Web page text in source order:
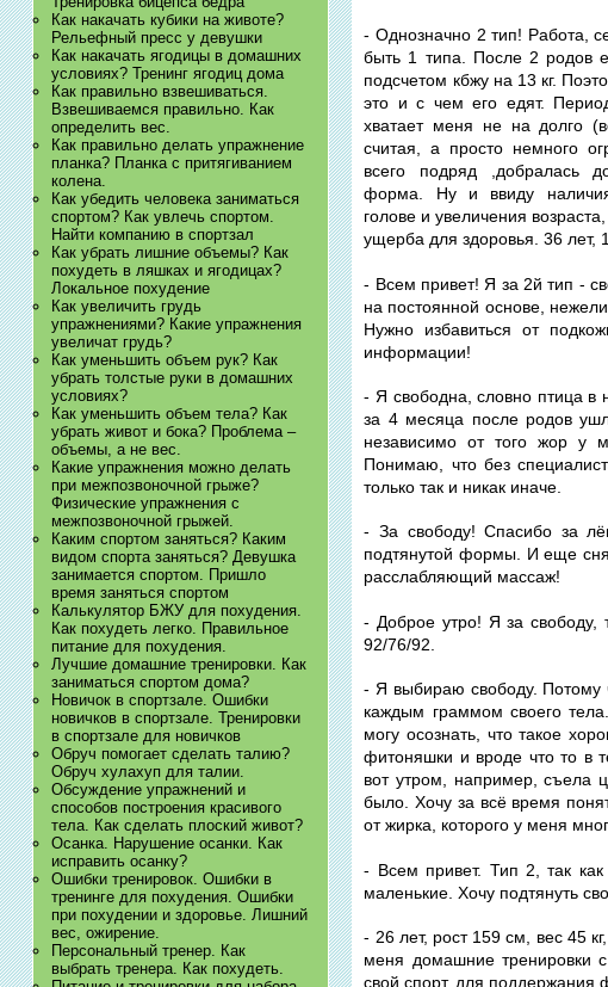
Как накачать кубики на животе?
Рельефный пресс у девушки
Как накачать ягодицы в домашних
условиях? Тренинг ягодиц дома
Как правильно взвешиваться.
Взвешиваемся правильно. Как
определить вес.
Как правильно делать упражнение
планка? Планка с притягиванием
колена.
Как убедить человека заниматься
спортом? Как увлечь спортом.
Найти компанию в спортзал
Как убрать лишние объемы? Как
похудеть в ляшках и ягодицах?
Локальное похудение
Как увеличить грудь
упражнениями? Какие упражнения
увеличат грудь?
Как уменьшить объем рук? Как
убрать толстые руки в домашних
условиях?
Как уменьшить объем тела? Как
убрать живот и бока? Проблема –
объемы, а не вес.
Какие упражнения можно делать
при межпозвоночной грыже?
Физические упражнения с
межпозвоночной грыжей.
Каким спортом заняться? Каким
видом спорта заняться? Девушка
занимается спортом. Пришло
время заняться спортом
Калькулятор БЖУ для похудения.
Как похудеть легко. Правильное
питание для похудения.
Лучшие домашние тренировки. Как
заниматься спортом дома?
Новичок в спортзале. Ошибки
новичков в спортзале. Тренировки
в спортзале для новичков
Обруч помогает сделать талию?
Обруч хулахуп для талии.
Обсуждение упражнений и
способов построения красивого
тела. Как сделать плоский живот?
Осанка. Нарушение осанки. Как
исправить осанку?
Ошибки тренировок. Ошибки в
тренинге для похудения. Ошибки
при похудении и здоровье. Лишний
вес, ожирение.
Персональный тренер. Как
выбрать тренера. Как похудеть.
- Однозначно 2 тип! Работа,
быть 1 типа. После 2 родов
подсчетом кбжу на 13 кг.
это и с чем его едят.
хватает меня не на долго
считая, а просто немного
всего подряд ,добралась
форма. Ну и ввиду
голове и увеличения
ущерба для здоровья. 36 лет,
- Всем привет! Я за 2й тип -
на постоянной основе,
Нужно избавиться от
информации!
- Я свободна, словно птица в
за 4 месяца после родов
независимо от того жор у
Понимаю, что без
только так и никак иначе.
- За свободу! Спасибо за
подтянутой формы. И еще
расслабляющий массаж!
- Доброе утро! Я за свободу,
92/76/92.
- Я выбираю свободу. Потому
каждым граммом своего
могу осознать, что такое
фитоняшки и вроде что то в
вот утром, например, съела
было. Хочу за всё время
от жирка, которого у меня
- Всем привет. Тип 2, так
маленькие. Хочу подтянуть
- 26 лет, рост 159 см, вес 45
меня домашние тренировки
свой спорт, для поддержания